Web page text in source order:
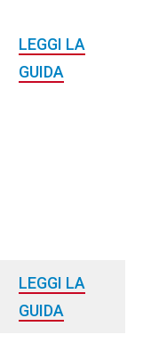
LEGGI LA
GUIDA
LEGGI LA
GUIDA